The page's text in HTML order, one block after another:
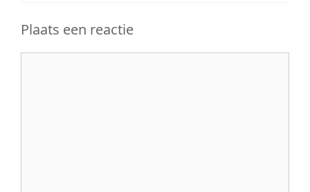
Plaats een reactie